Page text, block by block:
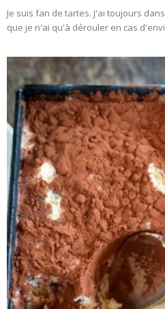
Je suis fan de tartes. J'ai toujours
que je n'ai qu'à dérouler en cas